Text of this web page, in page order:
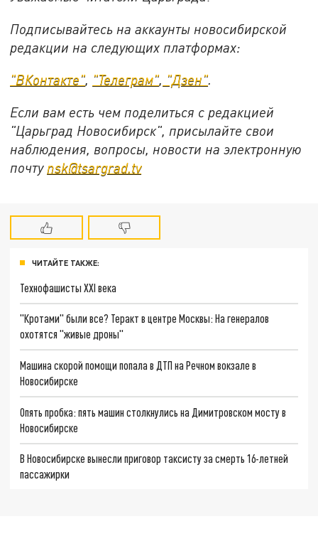
Подписывайтесь на аккаунты новосибирской
редакции на следующих платформах:
"ВКонтакте", "Телеграм", "Дзен".
Если вам есть чем поделиться с редакцией
"Царьград Новосибирск", присылайте свои
наблюдения, вопросы, новости на электронную
почту nsk@tsargrad.tv
ЧИТАЙТЕ ТАКЖЕ:
Технофашисты XXI века
"Кротами" были все? Теракт в центре Москвы: На генералов
охотятся "живые дроны"
Машина скорой помощи попала в ДТП на Речном вокзале в
Новосибирске
Опять пробка: пять машин столкнулись на Димитровском мосту в
Новосибирске
В Новосибирске вынесли приговор таксисту за смерть 16-летней
пассажирки